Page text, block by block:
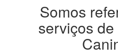
Somos
serviços